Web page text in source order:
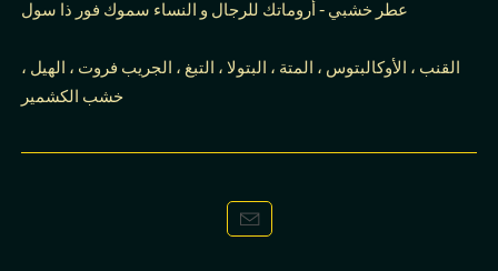
عطر خشبي - أروماتك للرجال و النساء سموك فور ذا سول
القنب ، الأوكالبتوس ، المتة ، البتولا ، التبغ ، الجريب فروت ، الهيل ،
خشب الكشمير